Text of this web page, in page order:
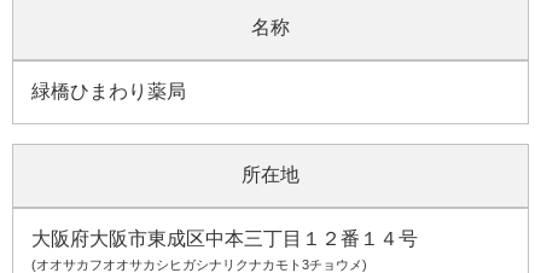
名称
緑橋ひまわり薬局
所在地
大阪府大阪市東成区中本三丁目１２番１４号
(オオサカフオオサカシヒガシナリクナカモト3チョウメ)